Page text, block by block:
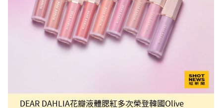
DEAR DAHLIA花瓣液體腮紅多次榮登韓國Olive